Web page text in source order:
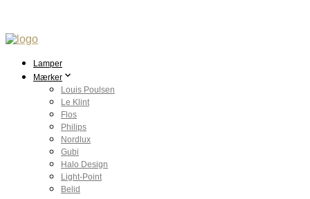
Lamper
Mærker
Louis Poulsen
Le Klint
Flos
Philips
Nordlux
Gubi
Halo Design
Light-Point
Belid